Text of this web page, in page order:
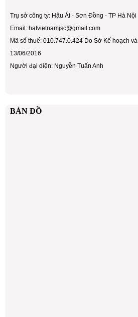
Trụ sở công ty: Hậu Ái - Sơn Đồng - TP Hà Nội
Email: hatvietnamjsc@gmail.com
Mã số thuế: 010.747.0.424 Do Sở Kế hoạch
13/06/2016
Người đại diện: Nguyễn Tuấn Anh
BẢN ĐỒ